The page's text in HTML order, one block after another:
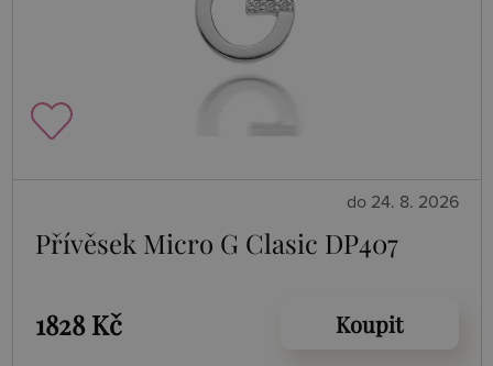
do 24. 8. 2026
Přívěsek Micro G Clasic DP407
1828 Kč Koupit